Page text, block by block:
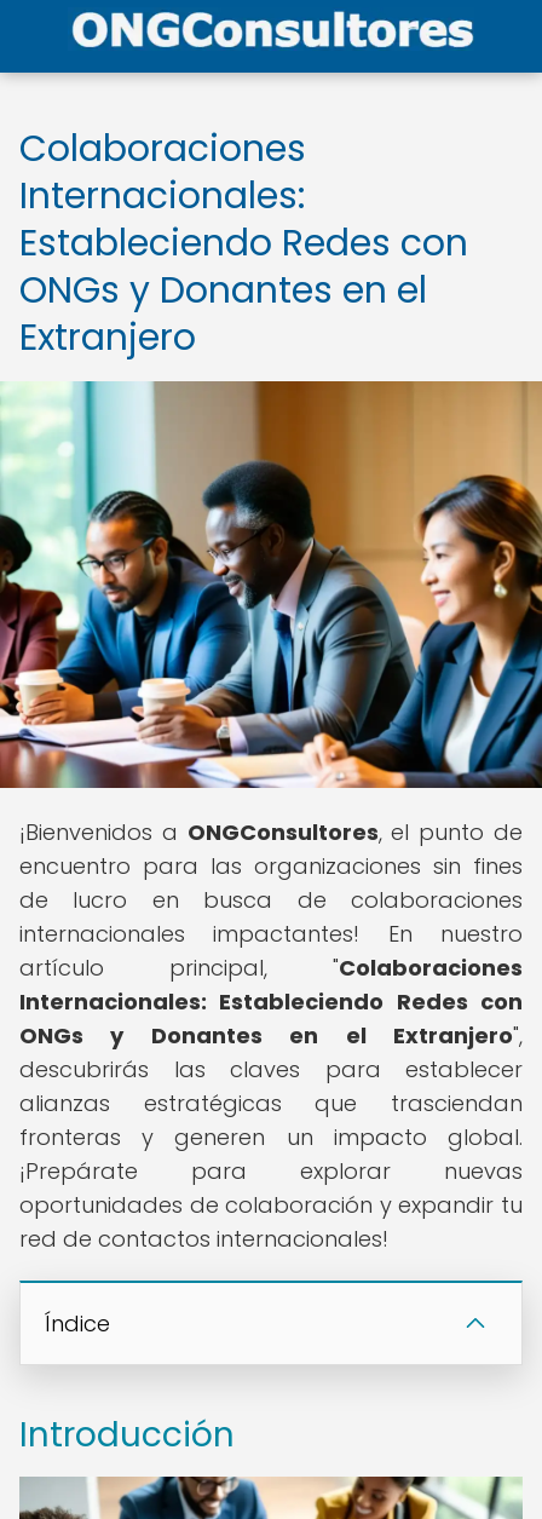
Colaboraciones
Internacionales:
Estableciendo Redes con
ONGs y Donantes en el
Extranjero
¡Bienvenidos a ONGConsultores, el punto de
encuentro para las organizaciones sin fines
de lucro en busca de colaboraciones
internacionales impactantes! En nuestro
artículo principal, "Colaboraciones
Internacionales: Estableciendo Redes con
ONGs y Donantes en el Extranjero",
descubrirás las claves para establecer
alianzas estratégicas que trasciendan
fronteras y generen un impacto global.
¡Prepárate para explorar nuevas
oportunidades de colaboración y expandir tu
red de contactos internacionales!
Índice
Introducción